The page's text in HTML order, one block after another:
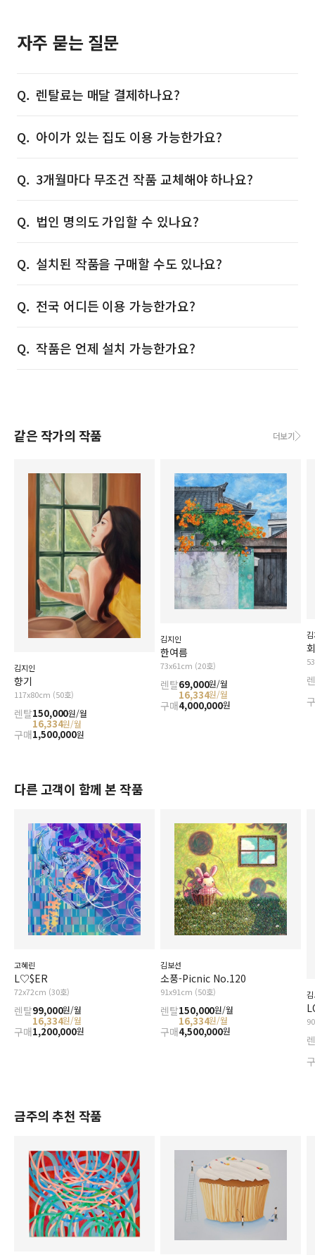
자주 묻는 질문
렌탈료는 매달 결제하나요?
아이가 있는 집도 이용 가능한가요?
3개월마다 무조건 작품 교체해야 하나요?
법인 명의도 가입할 수 있나요?
설치된 작품을 구매할 수도 있나요?
전국 어디든 이용 가능한가요?
작품은 언제 설치 가능한가요?
같은 작가의 작품 더보기
김지인
향기
117x80cm (50호)
렌탈150,000원/월
16,334원/월
구매1,500,000원
김지인
한여름
73x61cm (20호)
렌탈69,000원/월
16,334원/월
구매4,000,000원
다른 고객이 함께 본 작품
고혜린
L♡$ER
72x72cm (30호)
렌탈99,000원/월
16,334원/월
구매1,200,000원
김보선
소풍-Picnic No.120
91x91cm (50호)
렌탈150,000원/월
16,334원/월
구매4,500,000원
금주의 추천 작품